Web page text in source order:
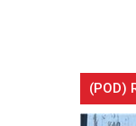
(POD)